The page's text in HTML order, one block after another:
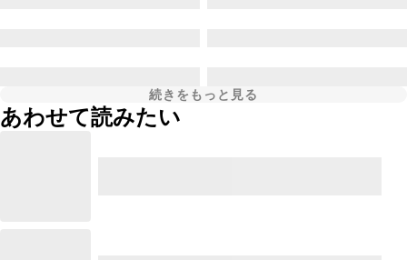
続きをもっと見る
あわせて読みたい